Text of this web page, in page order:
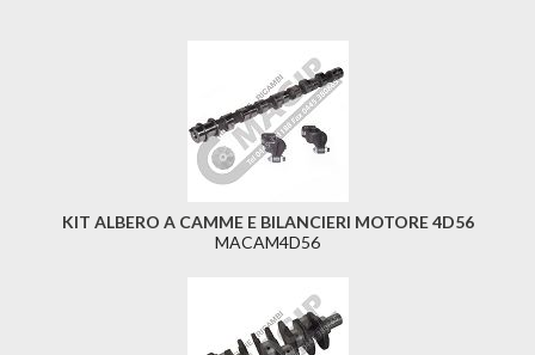
KIT ALBERO A CAMME E BILANCIERI MOTORE 4D56
MACAM4D56